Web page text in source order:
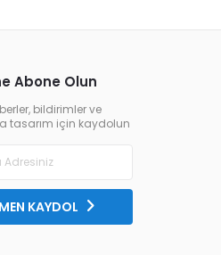
Abone Olun
bildirimler ve
tasarım için kaydolun
KAYDOL